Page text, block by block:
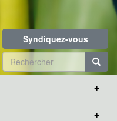
Syndiquez-vous
Formulaire
de